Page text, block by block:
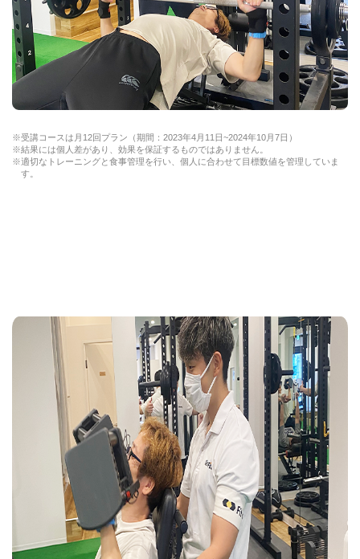
※受講コースは月12回プラン（期間：2023年4月11日~2024年10月7日）
※結果には個人差があり、効果を保証するものではありません。
※適切なトレーニングと食事管理を行い、個人に合わせて目標数値を管理していま
す。